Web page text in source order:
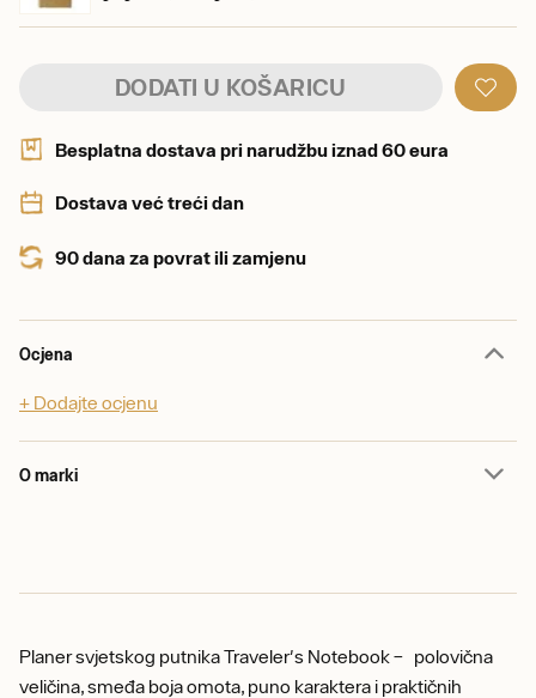
DODATI U KOŠARICU
Besplatna dostava pri narudžbu iznad 60 eura
Dostava već treći dan
90 dana za povrat ili zamjenu
Ocjena
+ Dodajte ocjenu
O marki
Planer svjetskog putnika Traveler's Notebook – polovična
veličina, smeđa boja omota, puno karaktera i praktičnih